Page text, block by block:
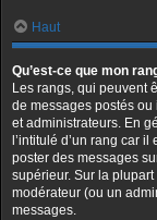
Haut
Qu’est-ce que mon
Les rangs, qui peuvent
de messages postés
et administrateurs. En
l’intitulé d’un rang car
poster des messages
supérieur. Sur la
modérateur (ou un
messages.